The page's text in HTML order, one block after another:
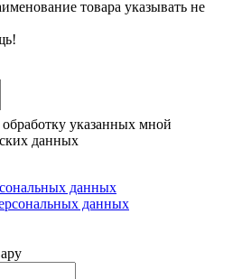
товара указывать не
указанных мной
данных
данных
данных